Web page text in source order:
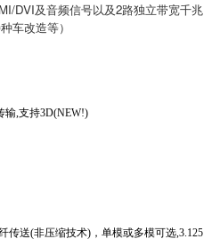
DVI及音频信号以及2路独立带宽千兆
车改造等）
输,支持3D(NEW!)
传送(非压缩技术) ，单模或多模可选,3.125